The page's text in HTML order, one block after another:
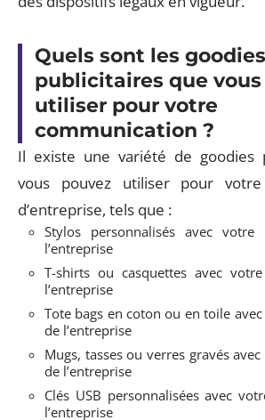
Quels sont les goodies
publicitaires que
utiliser pour votre
communication ?
Il existe une variété de goodies
vous pouvez utiliser pour votre
d’entreprise, tels que :
Stylos personnalisés avec
l’entreprise
T-shirts ou casquettes avec
l’entreprise
Tote bags en coton ou en toile
de l’entreprise
Mugs, tasses ou verres gravés
de l’entreprise
Clés USB personnalisées avec
l’entreprise